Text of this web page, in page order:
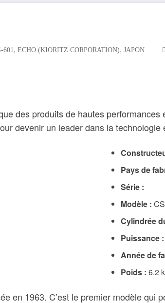
601 , ECHO (KIORITZ CORPORATION), JAPON
des produits de hautes
devenir un leader dans la
Pays de
Série :
Modèle :
Cylindrée
Puissance :
Année de
Poids :6.2
en 1963. C’est le premier modèle qui